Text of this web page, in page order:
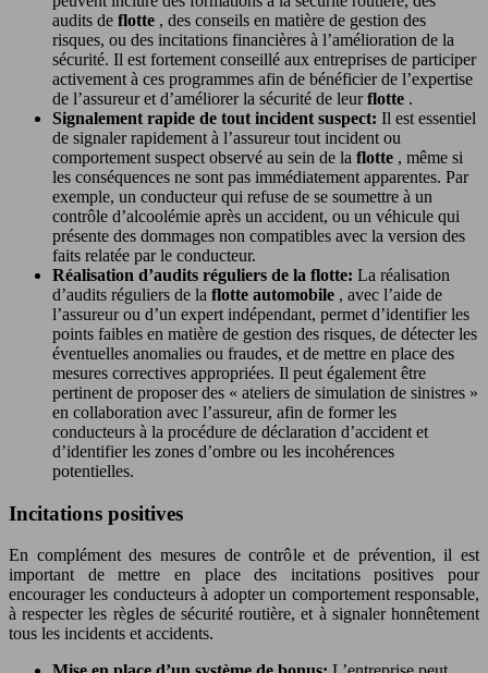
audits de flotte , des conseils en matière de gestion des
risques, ou des incitations financières à l’amélioration de la
sécurité. Il est fortement conseillé aux entreprises de participer
activement à ces programmes afin de bénéficier de l’expertise
de l’assureur et d’améliorer la sécurité de leurflotte .
Signalement rapide de tout incident suspect: Il est essentiel
de signaler rapidement à l’assureur tout incident ou
comportement suspect observé au sein de la flotte , même si
les conséquences ne sont pas immédiatement apparentes. Par
exemple, un conducteur qui refuse de se soumettre à un
contrôle d’alcoolémie après un accident, ou un véhicule qui
présente des dommages non compatibles avec la version des
faits relatée par le conducteur.
Réalisation d’audits réguliers de la flotte: La réalisation
d’audits réguliers de la flotte automobile , avec l’aide de
l’assureur ou d’un expert indépendant, permet d’identifier les
points faibles en matière de gestion des risques, de détecter les
éventuelles anomalies ou fraudes, et de mettre en place des
mesures correctives appropriées. Il peut également être
pertinent de proposer des « ateliers de simulation de sinistres »
en collaboration avec l’assureur, afin de former les
conducteurs à la procédure de déclaration d’accident et
d’identifier les zones d’ombre ou les incohérences
potentielles.
Incitations positives
En complément des mesures de contrôle et de prévention, il est
important de mettre en place des incitations positives pour
encourager les conducteurs à adopter un comportement responsable,
à respecter les règles de sécurité routière, et à signaler honnêtement
tous les incidents et accidents.